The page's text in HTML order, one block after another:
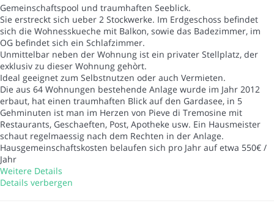
Gemeinschaftspool und traumhaften Seeblick.
Sie erstreckt sich ueber 2 Stockwerke. Im Erdgeschoss befindet
sich die Wohnesskueche mit Balkon, sowie das Badezimmer, im
OG befindet sich ein Schlafzimmer.
Unmittelbar neben der Wohnung ist ein privater Stellplatz, der
exklusiv zu dieser Wohnung gehòrt.
Ideal geeignet zum Selbstnutzen oder auch Vermieten.
Die aus 64 Wohnungen bestehende Anlage wurde im Jahr 2012
erbaut, hat einen traumhaften Blick auf den Gardasee, in 5
Gehminuten ist man im Herzen von Pieve di Tremosine mit
Restaurants, Geschaeften, Post, Apotheke usw. Ein Hausmeister
schaut regelmaessig nach dem Rechten in der Anlage.
Hausgemeinschaftskosten belaufen sich pro Jahr auf etwa 550€ /
Jahr
Weitere Details
Details verbergen